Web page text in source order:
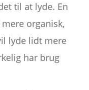
til at lyde. En
organisk,
lyde lidt mere
har brug